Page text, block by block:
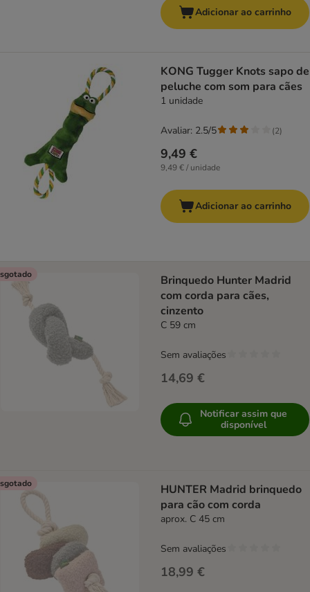
Adicionar ao carrinho
KONG Tugger Knots sapo de
peluche com som para cães
1 unidade
9,49 €
9,49 € / unidade
Avaliar: 2.5/5 (2)
Adicionar ao carrinho
Brinquedo Hunter Madrid
com corda para cães,
cinzento
C 59 cm
14,69 €
Sem avaliações
Notificar assim que
disponível
HUNTER Madrid brinquedo
para cão com corda
aprox. C 45 cm
18,99 €
Sem avaliações